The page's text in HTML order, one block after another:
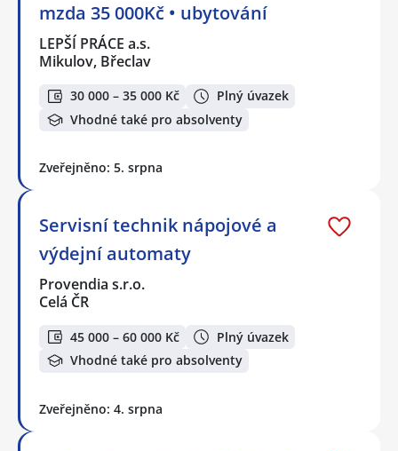
mzda 35 000Kč • ubytování
LEPŠÍ PRÁCE a.s.
Mikulov, Břeclav
30 000 – 35 000 Kč
Plný úvazek
Vhodné také pro absolventy
Zveřejněno: 5. srpna
Servisní technik nápojové a
výdejní automaty
Provendia s.r.o.
Celá ČR
45 000 – 60 000 Kč
Plný úvazek
Vhodné také pro absolventy
Zveřejněno: 4. srpna